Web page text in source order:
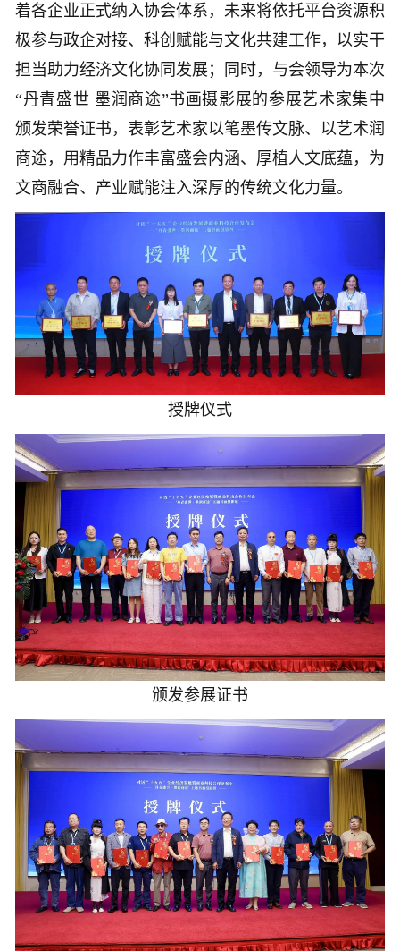
着各企业正式纳入协会体系，未来将依托平台资源积
极参与政企对接、科创赋能与文化共建工作，以实干
担当助力经济文化协同发展；同时，与会领导为本次
“丹青盛世 墨润商途”书画摄影展的参展艺术家集中
颁发荣誉证书，表彰艺术家以笔墨传文脉、以艺术润
商途，用精品力作丰富盛会内涵、厚植人文底蕴，为
文商融合、产业赋能注入深厚的传统文化力量。
授牌仪式
颁发参展证书